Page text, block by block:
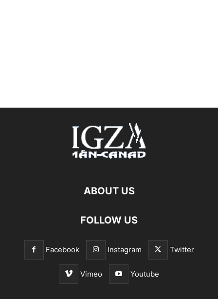
ABOUT US
FOLLOW US
Facebook Instagram Twitter
Vimeo Youtube